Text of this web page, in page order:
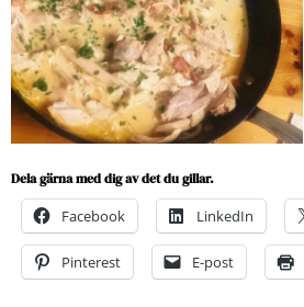
Dela gärna med dig av det du gillar.
Facebook LinkedIn
Pinterest E-post